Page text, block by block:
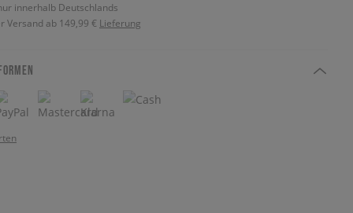
innerhalb Deutschlands
Versand ab 149,99 € Lieferung